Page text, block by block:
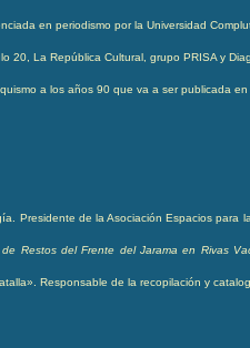
en periodismo por la Universidad
20, La República Cultural, grupo PRISA y
a los años 90 que va a ser publicada
Presidente de la Asociación Espacios para
de Restos del Frente del Jarama en Rivas
Responsable de la recopilación y